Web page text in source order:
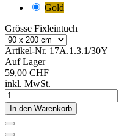
Gold
Grösse Fixleintuch
Artikel-Nr. 17A.1.3.1/30Y
Auf Lager
59,00 CHF
inkl. MwSt.
In den Warenkorb